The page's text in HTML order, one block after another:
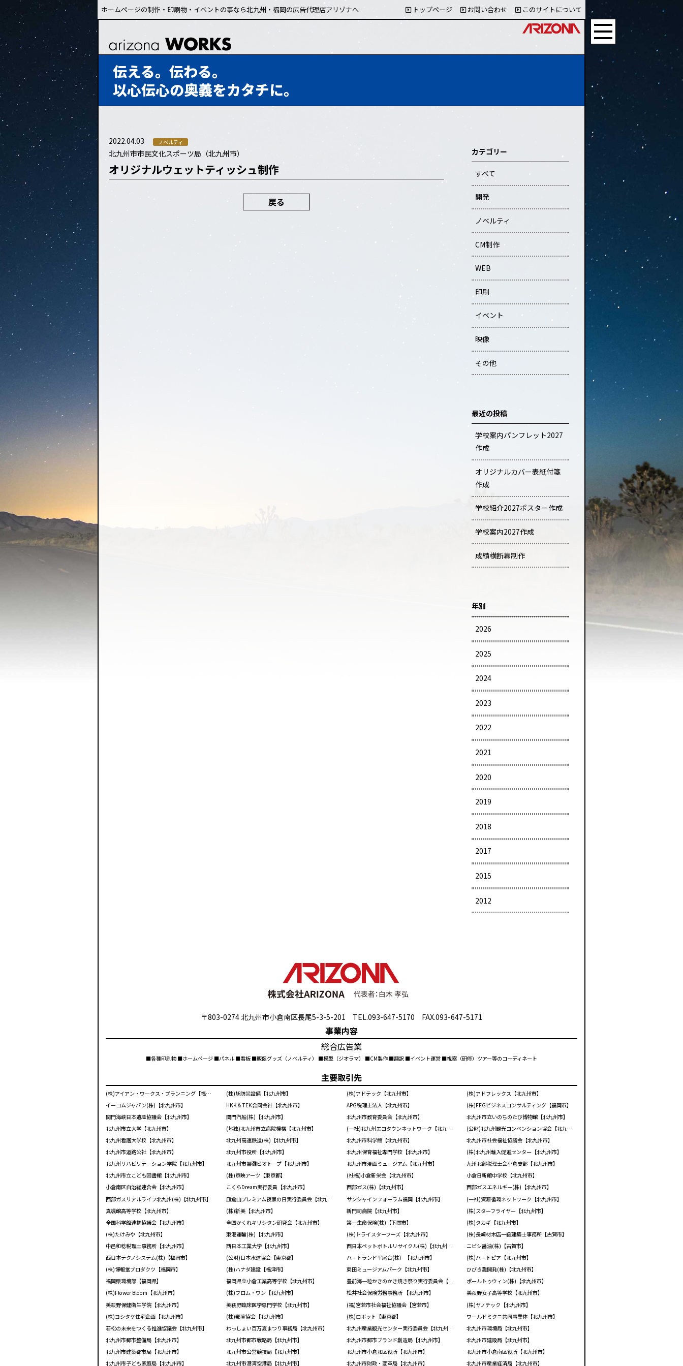
ホームページの制作・印刷物・イベントの事なら北九州・福岡の広告代理店アリゾナへ トップページ お問い合わせ このサイトについて
伝える。伝わる。
以心伝心の奥義をカタチに。
2022.04.03 ノベルティ
北九州市市民文化スポーツ局（北九州市）
オリジナルウェットティッシュ制作
戻る
カテゴリー
すべて
開発
ノベルティ
CM制作
WEB
印刷
イベント
映像
その他
最近の投稿
学校案内パンフレット2027
作成
オリジナルカバー表紙付箋
作成
学校紹介2027ポスター作成
学校案内2027作成
成績横断幕制作
年別
2026
2025
2024
2023
2022
2021
2020
2019
2018
2017
2015
2012
〒803-0274 北九州市小倉南区長尾5-3-5-201 TEL.093-647-5170 FAX.093-647-5171
事業内容
総合広告業
■各種印刷物 ■ホームページ ■パネル ■看板 ■販促グッズ（ノベルティ） ■模型（ジオラマ） ■CM製作 ■翻訳 ■イベント運営 ■視察（研修）ツアー等のコーディネート
主要取引先
(株)アイアン・ワークス・プランニング【福岡市】 (株)旭防災設備【北九州市】 (株)アドテック【北九州市】
(株)アドフレックス【北九州市】
イーコムジャパン(株)【北九州市】
HKK＆TEK合同会社【北九州市】 APG税理士法人【北九州市】
(株)FFGビジネスコンサルティング【福岡市】
関門海峡日本遺産協議会【北九州市】
関門汽船(株)【北九州市】 北九州市教育委員会【北九州市】
北九州市立いのちのたび博物館【北九州市】
北九州市立大学【北九州市】
(地独)北九州市立病院機構【北九州市】 (一社)北九州エコタウンネットワーク【北九州市】
(公財)北九州観光コンベンション協会【北九州市】
北九州看護大学校【北九州市】
北九州高速鉄道(株)【北九州市】 北九州市科学館【北九州市】
北九州市社会福祉協議会【北九州市】
北九州市道路公社【北九州市】
北九州市役所【北九州市】 北九州保育福祉専門学校【北九州市】
(株)北九州輸入促進センター【北九州市】
北九州リハビリテーション学院【北九州市】
北九州市響灘ビオトープ【北九州市】 北九州市漫画ミュージアム【北九州市】
九州北部税理士会小倉支部【北九州市】
北九州市立こども図書館【北九州市】
(株)京映アーツ【東京都】 (社福)小倉新栄会【北九州市】
小倉日新館中学校【北九州市】
小倉南区自治総連合会【北九州市】
こくらDream実行委員【北九州市】 西部ガス(株)【北九州市】
西部ガスエネルギー(株)【北九州市】
西部ガスリアルライフ北九州(株)【北九州市】
皿倉山プレミアム夜景の日実行委員会【北九州市】 サンシャインフォーラム福岡【北九州市】
(一社)資源循環ネットワーク【北九州市】
真颯館高等学校【北九州市】
(株)新美【北九州市】 新門司病院【北九州市】
(株)スターフライヤー【北九州市】
全国科学館連携協議会【北九州市】
全国かくれキリシタン研究会【北九州市】 第一生命保険(株)【下関市】
(株)タカギ【北九州市】
(株)たけみや【北九州市】
東港運輸(株)【北九州市】 (株)トライスターフーズ【北九州市】
(株)長崎材木店一級建築士事務所【古賀市】
中邑和稔税理士事務所【北九州市】
西日本工業大学【北九州市】 西日本ペットボトルリサイクル(株)【北九州市】
ニビシ醤油(株)【古賀市】
西日本テクノシステム(株)【福岡市】
(公財)日本水道協会【東京都】 ハートランド平尾台(株）【北九州市】
(株)ハートピア【北九州市】
(株)博報堂プロダクツ【福岡市】
(株)ハナダ建設【福津市】 東田ミュージアムパーク【北九州市】
ひびき灘開発(株)【北九州市】
福岡県環境部【福岡県】
福岡県立小倉工業高等学校【北九州市】 豊前海一粒かきのかき焼き祭り実行委員会【北九州市】
ポールトゥウィン(株)【北九州市】
(株)Flower Bloom【北九州市】
(株)フロム・ワン【北九州市】 松井社会保険労務事務所 【北九州市】
美萩野女子高等学校【北九州市】
美萩野保健衛生学院【北九州市】
美萩野臨床医学専門学校【北九州市】 (福)宮若市社会福祉協議会【宮若市】
(株)ヤノテック【北九州市】
(株)ヨシタケ住宅企画【北九州市】
(株)郵宣協会【北九州市】 (株)ロボット【東京都】
ワールドミクニ共同事業体【北九州市】
若松の未来をつくる推進協議会【北九州市】
わっしょい百万夏まつり事務局【北九州市】 北九州産業観光センター実行委員会【北九州市】
北九州市環境局【北九州市】
北九州市都市整備局【北九州市】
北九州市都市戦略局【北九州市】 北九州市都市ブランド創造局【北九州市】
北九州市建設局【北九州市】
北九州市建築都市局【北九州市】
北九州市公営競技局【北九州市】 北九州市小倉北区役所【北九州市】
北九州市小倉南区役所【北九州市】
北九州市子ども家庭局【北九州市】
北九州市港湾空港局【北九州市】 北九州市財政・変革局【北九州市】 北九州市産業経済局【北九州市】